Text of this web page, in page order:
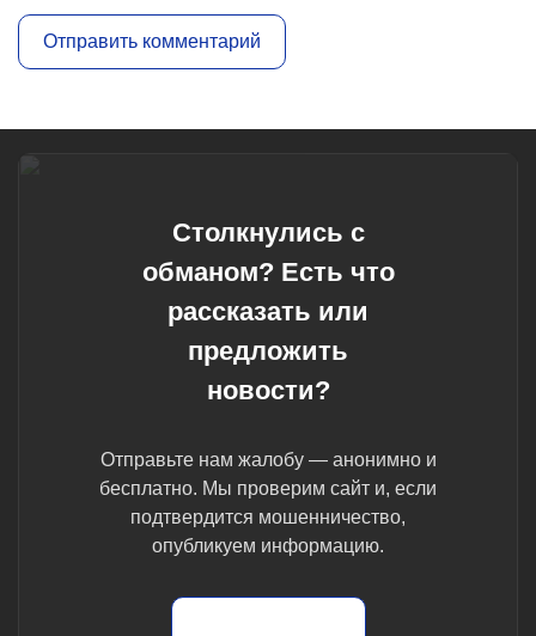
Столкнулись с
обманом? Есть что
рассказать или
предложить
новости?
Отправьте нам жалобу — анонимно и
бесплатно. Мы проверим сайт и, если
подтвердится мошенничество,
опубликуем информацию.